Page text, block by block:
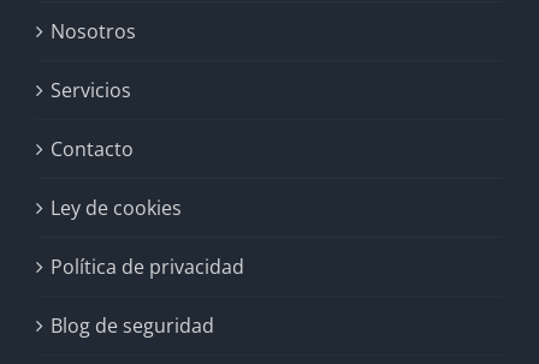
Nosotros
Servicios
Contacto
Ley de cookies
Política de privacidad
Blog de seguridad